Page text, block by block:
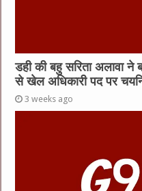
डही की बहु सरिता अलावा ने
से खेल अधिकारी पद पर
3 weeks ago